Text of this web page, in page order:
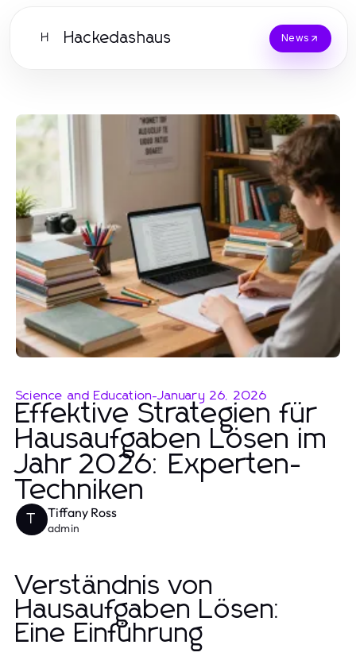
H Hackedashaus News
Science and Education-January 26, 2026
Effektive Strategien für
Hausaufgaben Lösen im
Jahr 2026: Experten-
Techniken
T Tiffany Ross
admin
Verständnis von
Hausaufgaben Lösen:
Eine Einführung